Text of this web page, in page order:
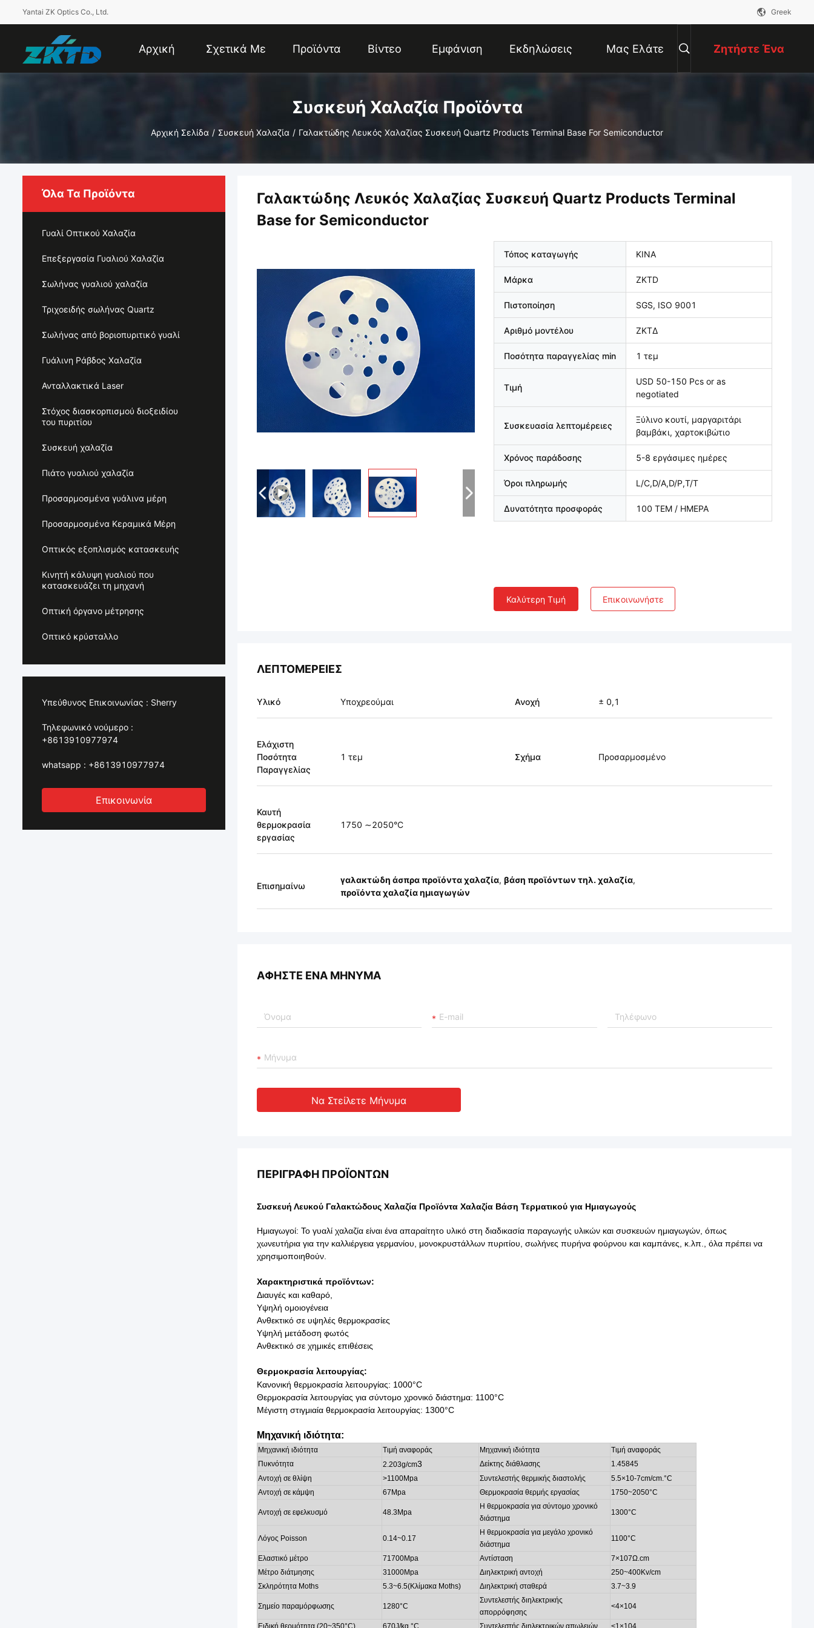
Yantai ZK Optics Co., Ltd. Greek
Αρχική Σχετικά Με Προϊόντα Βίντεο Εμφάνιση
VR
Εκδηλώσεις Μας Ελάτε Ζητήστε Ένα
Συσκευή Χαλαζία Προϊόντα
Αρχική Σελίδα / Συσκευή Χαλαζία / Γαλακτώδης Λευκός Χαλαζίας Συσκευή Quartz Products Terminal Base For Semiconductor
Όλα Τα Προϊόντα
Γυαλί Οπτικού Χαλαζία
Επεξεργασία Γυαλιού Χαλαζία
Σωλήνας γυαλιού χαλαζία
Τριχοειδής σωλήνας Quartz
Σωλήνας από βοριοπυριτικό γυαλί
Γυάλινη Ράβδος Χαλαζία
Ανταλλακτικά Laser
Στόχος διασκορπισμού διοξειδίου
του πυριτίου
Συσκευή χαλαζία
Πιάτο γυαλιού χαλαζία
Προσαρμοσμένα γυάλινα μέρη
Προσαρμοσμένα Κεραμικά Μέρη
Οπτικός εξοπλισμός κατασκευής
Κινητή κάλυψη γυαλιού που
κατασκευάζει τη μηχανή
Οπτική όργανο μέτρησης
Οπτικό κρύσταλλο
Υπεύθυνος Επικοινωνίας : Sherry
Τηλεφωνικό νούμερο :
+8613910977974
whatsapp : +8613910977974
Επικοινωνία
Γαλακτώδης Λευκός Χαλαζίας Συσκευή Quartz Products Terminal
Base for Semiconductor
Τόπος καταγωγής ΚΙΝΑ
Μάρκα ZKTD
Πιστοποίηση SGS, ISO 9001
Αριθμό μοντέλου ΖΚΤΔ
Ποσότητα παραγγελίας min 1 τεμ
Τιμή
USD 50-150 Pcs or as
negotiated
Συσκευασία λεπτομέρειες
Ξύλινο κουτί, μαργαριτάρι
βαμβάκι, χαρτοκιβώτιο
Χρόνος παράδοσης 5-8 εργάσιμες ημέρες
Όροι πληρωμής L/C,D/A,D/P,T/T
Δυνατότητα προσφοράς 100 ΤΕΜ / ΗΜΕΡΑ
Καλύτερη Τιμή Επικοινωνήστε
ΛΕΠΤΟΜΈΡΕΙΕΣ
Υλικό Υποχρεούμαι Ανοχή ± 0,1
Ελάχιστη
Ποσότητα
Παραγγελίας
1 τεμ Σχήμα Προσαρμοσμένο
Καυτή
θερμοκρασία
εργασίας
1750 ∼2050°C
Επισημαίνω
γαλακτώδη άσπρα προϊόντα χαλαζία, βάση προϊόντων τηλ. χαλαζία,
προϊόντα χαλαζία ημιαγωγών
ΑΦΉΣΤΕ ΈΝΑ ΜΉΝΥΜΑ
Να Στείλετε Μήνυμα
ΠΕΡΙΓΡΑΦΉ ΠΡΟΪΌΝΤΩΝ
Συσκευή Λευκού Γαλακτώδους Χαλαζία Προϊόντα Χαλαζία Βάση Τερματικού για Ημιαγωγούς
Ημιαγωγοί: Το γυαλί χαλαζία είναι ένα απαραίτητο υλικό στη διαδικασία παραγωγής υλικών και συσκευών ημιαγωγών, όπως
χωνευτήρια για την καλλιέργεια γερμανίου, μονοκρυστάλλων πυριτίου, σωλήνες πυρήνα φούρνου και καμπάνες, κ.λπ., όλα πρέπει να
χρησιμοποιηθούν.
Χαρακτηριστικά προϊόντων:
Διαυγές και καθαρό,
Υψηλή ομοιογένεια
Ανθεκτικό σε υψηλές θερμοκρασίες
Υψηλή μετάδοση φωτός
Ανθεκτικό σε χημικές επιθέσεις
Θερμοκρασία λειτουργίας:
Κανονική θερμοκρασία λειτουργίας: 1000°C
Θερμοκρασία λειτουργίας για σύντομο χρονικό διάστημα: 1100°C
Μέγιστη στιγμιαία θερμοκρασία λειτουργίας: 1300°C
Μηχανική ιδιότητα:
Μηχανική ιδιότητα Τιμή αναφοράς Μηχανική ιδιότητα
Τιμή αναφοράς
Πυκνότητα
2.203g/cm3 Δείκτης διάθλασης 1.45845
Αντοχή σε θλίψη
>1100Mpa Συντελεστής θερμικής διαστολής 5.5×10-7cm/cm.°C
Αντοχή σε κάμψη
67Mpa Θερμοκρασία θερμής εργασίας 1750~2050°C
Αντοχή σε εφελκυσμό 48.3Mpa
Η θερμοκρασία για σύντομο χρονικό
διάστημα
1300°C
Λόγος Poisson 0.14~0.17
Η θερμοκρασία για μεγάλο χρονικό
διάστημα
1100°C
Ελαστικό μέτρο 71700Mpa Αντίσταση
7×107Ω.cm
Μέτρο διάτμησης
31000Mpa Διηλεκτρική αντοχή 250~400Kv/cm
Σκληρότητα Moths
5.3~6.5(Κλίμακα Moths) Διηλεκτρική σταθερά 3.7~3.9
Σημείο παραμόρφωσης 1280°C
Συντελεστής διηλεκτρικής
απορρόφησης
<4×104
Ειδική θερμότητα (20~350°C) 670J/kg °C Συντελεστής διηλεκτρικών απωλειών <1×104